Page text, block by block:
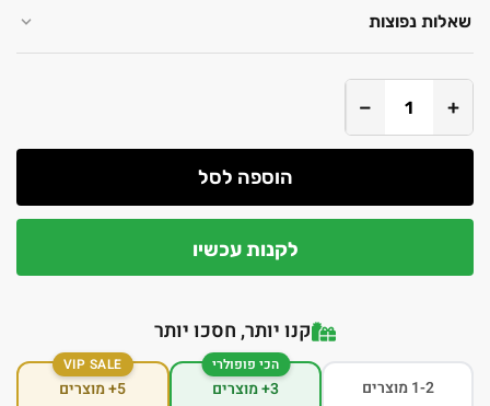
שאלות נפוצות
+
−
הוספה לסל
לקנות עכשיו
קנו יותר, חסכו יותר
1-2 מוצרים
הכי פופולרי
3+ מוצרים
VIP SALE
5+ מוצרים